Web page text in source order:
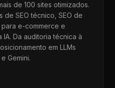
de 100 sites otimizados.
de SEO técnico, SEO de
para e-commerce e
IA. Da auditoria técnica à
em LLMs
Gemini.